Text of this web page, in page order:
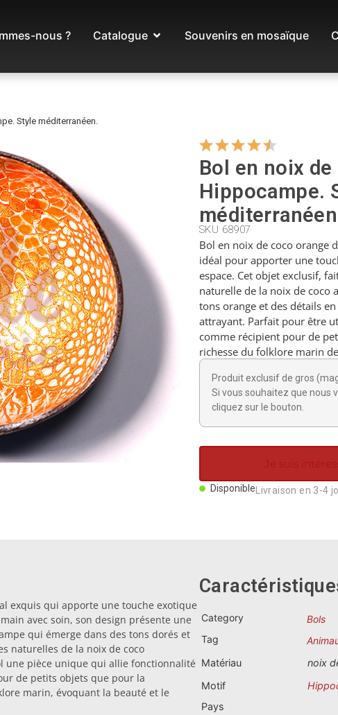
nous ? Catalogue Souvenirs en mosaïque
Style méditerranéen.
Bol en noix
Hippocampe.
SKU 68907
Bol en noix de coco orange
idéal pour apporter une
espace. Cet objet exclusif,
naturelle de la noix de coco
tons orange et des détails
attrayant. Parfait pour être
comme récipient pour de
richesse du folklore marin
Produit exclusif de gros
Si vous souhaitez que nous
cliquez sur le bouton.
Je suis
Disponible Livraison en 3-4
exquis qui apporte une touche exotique
avec soin, son design présente une
qui émerge dans des tons dorés et
naturelles de la noix de coco
une pièce unique qui allie fonctionnalité
de petits objets que pour la
marin, évoquant la beauté et le
Category
Bols
Tag
Matériau
noix
Motif
Pays